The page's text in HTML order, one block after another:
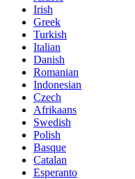
Irish
Greek
Turkish
Italian
Danish
Romanian
Indonesian
Czech
Afrikaans
Swedish
Polish
Basque
Catalan
Esperanto